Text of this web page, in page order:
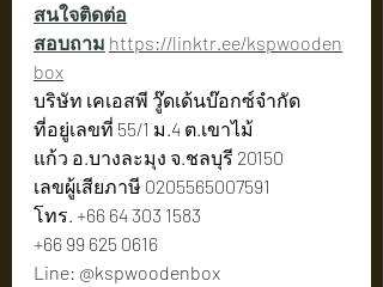
สนใจติดต่อ
สอบถาม https://linktr.ee/kspwooden
box
บริษัท เคเอสพี วู๊ดเด้นบ๊อกซ์จำกัด
ที่อยู่เลขที่ 55/1 ม.4 ต.เขาไม้
แก้ว อ.บางละมุง จ.ชลบุรี 20150
เลขผู้เสียภาษี 0205565007591
โทร. +66 64 303 1583
+66 99 625 0616
Line: @kspwoodenbox